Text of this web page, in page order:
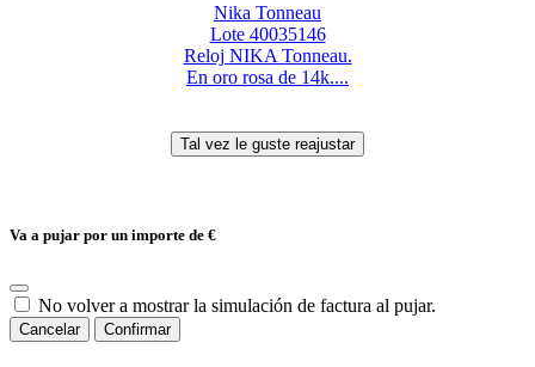
Nika Tonneau
Lote 40035146
Reloj NIKA Tonneau.
En oro rosa de 14k....
Va a pujar por un importe de €
No volver a mostrar la simulación de factura al pujar.
Cancelar Confirmar